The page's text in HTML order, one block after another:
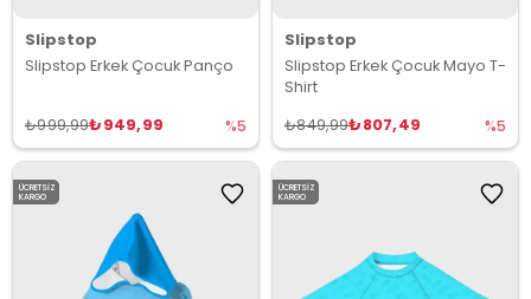
Slipstop
Slipstop Erkek Çocuk Panço
₺949,99
₺999,99 %5
Slipstop
Slipstop Erkek Çocuk Mayo T-
Shirt
₺807,49
₺849,99 %5
ÜCRETSIZ
KARGO
ÜCRETSIZ
KARGO